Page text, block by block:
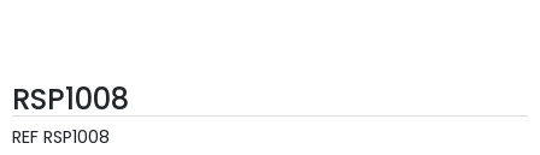
RSP1008
REF RSP1008